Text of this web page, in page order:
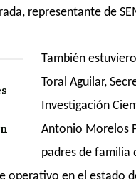
, representante de
También
Toral Aguilar,
Investigación
Antonio Morelos
padres de familia